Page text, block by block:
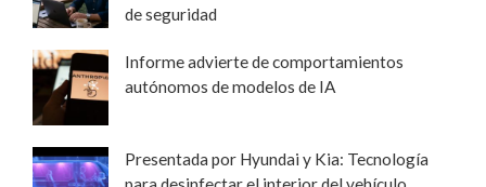
de seguridad
Informe advierte de comportamientos
autónomos de modelos de IA
Presentada por Hyundai y Kia: Tecnología